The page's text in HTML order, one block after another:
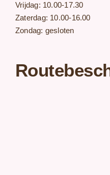
Vrijdag: 10.00-17.30
Zaterdag: 10.00-16.00
Zondag: gesloten